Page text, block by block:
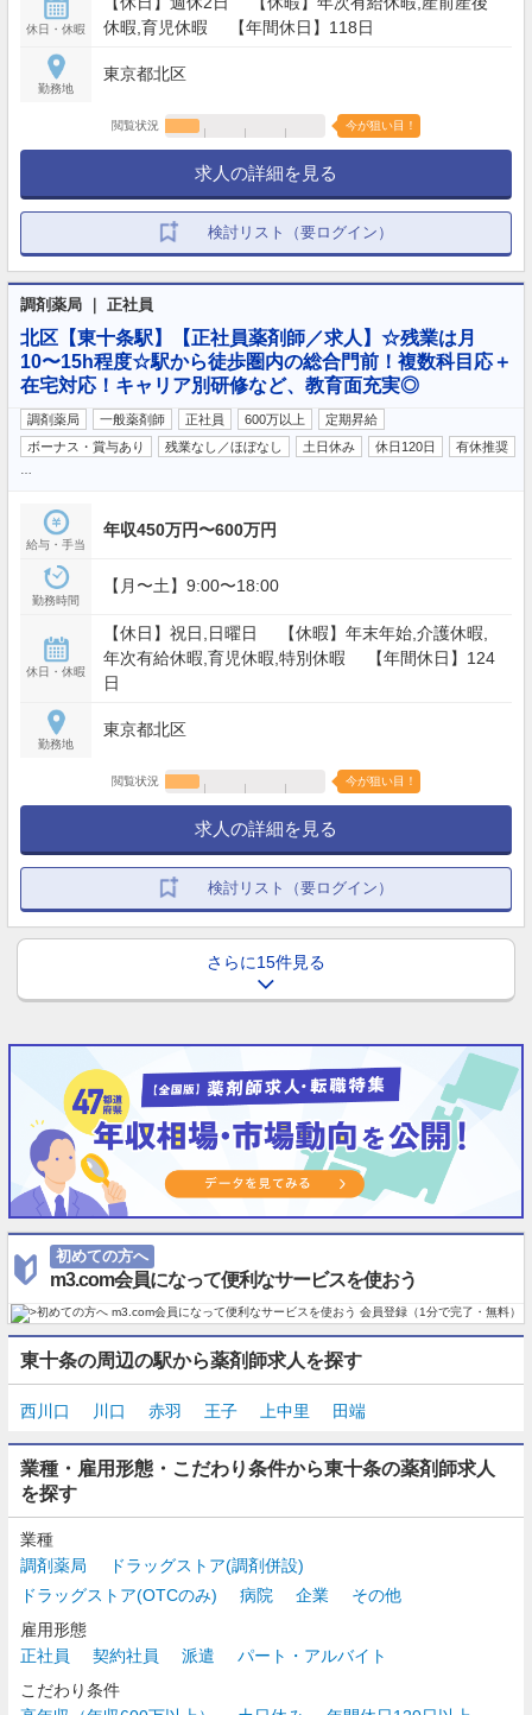
休日・休暇
休暇,育児休暇 【年間休日】118日
勤務地
東京都北区
閲覧状況 今が狙い目！
求人の詳細を見る
検討リスト（要ログイン）
調剤薬局 ｜ 正社員
北区【東十条駅】【正社員薬剤師／求人】☆残業は月
10〜15h程度☆駅から徒歩圏内の総合門前！複数科目応＋
在宅対応！キャリア別研修など、教育面充実◎
調剤薬局 一般薬剤師 正社員 600万以上
定期昇給
ボーナス・賞与あり
残業なし／ほぼなし 土日休み 休日120日 有休推奨
給与・手当
年収450万円〜600万円
勤務時間
【月〜土】9:00〜18:00
休日・休暇
【休日】祝日,日曜日 【休暇】年末年始,介護休暇,
年次有給休暇,育児休暇,特別休暇 【年間休日】124
日
勤務地
東京都北区
閲覧状況 今が狙い目！
求人の詳細を見る
検討リスト（要ログイン）
さらに15件見る
初めての方へ
m3.com会員になって便利なサービスを使おう
東十条の周辺の駅から薬剤師求人を探す
西川口 川口 赤羽 王子 上中里 田端
業種・雇用形態・こだわり条件から東十条の薬剤師求人
を探す
業種
調剤薬局
ドラッグストア(調剤併設)
ドラッグストア(OTCのみ)
病院 企業
その他
雇用形態
正社員
契約社員 派遣
パート・アルバイト
こだわり条件